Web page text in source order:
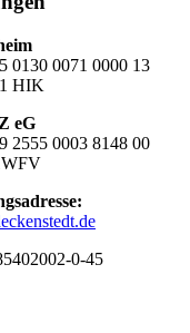
0130 0071 0000 13
HIK
eG
2555 0003 8148 00
0-45